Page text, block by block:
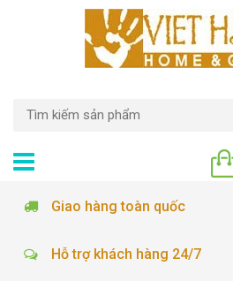
Giao hàng toàn quốc
Hỗ trợ khách hàng 24/7